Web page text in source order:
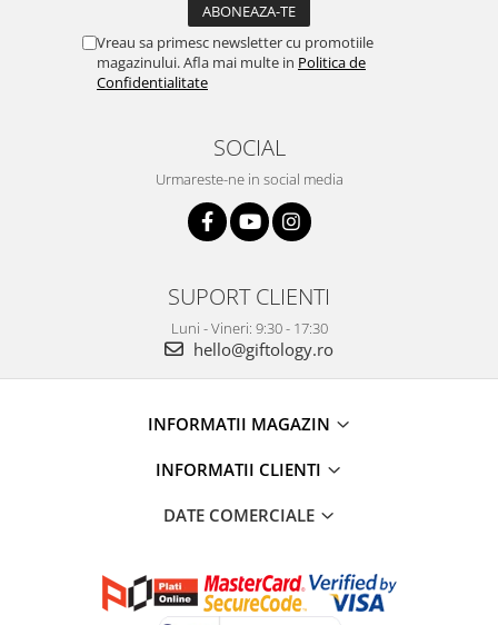
Vreau sa primesc newsletter cu promotiile
magazinului. Afla mai multe in Politica de
Confidentialitate
SOCIAL
Urmareste-ne in social media
SUPORT CLIENTI
Luni - Vineri: 9:30 - 17:30
hello@giftology.ro
INFORMATII MAGAZIN
INFORMATII CLIENTI
DATE COMERCIALE